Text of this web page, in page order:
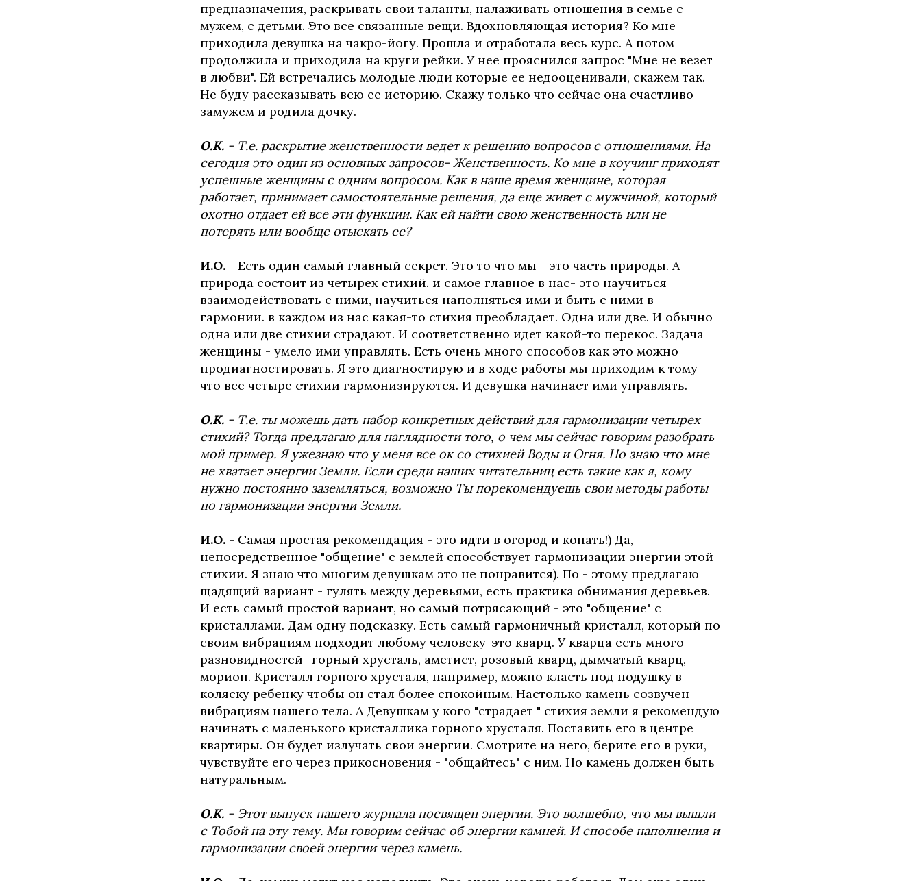
предназначения, раскрывать свои таланты, налаживать отношения в семье с
мужем, с детьми. Это все связанные вещи. Вдохновляющая история? Ко мне
приходила девушка на чакро-йогу. Прошла и отработала весь курс. А потом
продолжила и приходила на круги рейки. У нее прояснился запрос "Мне не везет
в любви". Ей встречались молодые люди которые ее недооценивали, скажем так.
Не буду рассказывать всю ее историю. Скажу только что сейчас она счастливо
замужем и родила дочку.
О.К. - Т.е. раскрытие женственности ведет к решению вопросов с отношениями. На
сегодня это один из основных запросов- Женственность. Ко мне в коучинг приходят
успешные женщины c одним вопросом. Как в наше время женщине, которая
работает, принимает самостоятельные решения, да еще живет с мужчиной, который
охотно отдает ей все эти функции. Как ей найти свою женственность или не
потерять или вообще отыскать ее?
И.О. - Есть один самый главный секрет. Это то что мы - это часть природы. А
природа состоит из четырех стихий. и самое главное в нас- это научиться
взаимодействовать с ними, научиться наполняться ими и быть с ними в
гармонии. в каждом из нас какая-то стихия преобладает. Одна или две. И обычно
одна или две стихии страдают. И соответственно идет какой-то перекос. Задача
женщины - умело ими управлять. Есть очень много способов как это можно
продиагностировать. Я это диагностирую и в ходе работы мы приходим к тому
что все четыре стихии гармонизируются. И девушка начинает ими управлять.
О.К. - Т.е. ты можешь дать набор конкретных действий для гармонизации четырех
стихий? Тогда предлагаю для наглядности того, о чем мы сейчас говорим разобрать
мой пример. Я ужезнаю что у меня все ок со стихией Воды и Огня. Но знаю что мне
не хватает энергии Земли. Если среди наших читательниц есть такие как я, кому
нужно постоянно заземляться, возможно Ты порекомендуешь свои методы работы
по гармонизации энергии Земли.
И.О. - Самая простая рекомендация - это идти в огород и копать!) Да,
непосредственное "общение" с землей способствует гармонизации энергии этой
стихии. Я знаю что многим девушкам это не понравится). По - этому предлагаю
щадящий вариант - гулять между деревьями, есть практика обнимания деревьев.
И есть самый простой вариант, но самый потрясающий - это "общение" с
кристаллами. Дам одну подсказку. Есть самый гармоничный кристалл, который по
своим вибрациям подходит любому человеку-это кварц. У кварца есть много
разновидностей- горный хрусталь, аметист, розовый кварц, дымчатый кварц,
морион. Кристалл горного хрусталя, например, можно класть под подушку в
коляску ребенку чтобы он стал более спокойным. Настолько камень созвучен
вибрациям нашего тела. А Девушкам у кого "страдает " стихия земли я рекомендую
начинать с маленького кристаллика горного хрусталя. Поставить его в центре
квартиры. Он будет излучать свои энергии. Смотрите на него, берите его в руки,
чувствуйте его через прикосновения - "общайтесь" с ним. Но камень должен быть
натуральным.
О.К. - Этот выпуск нашего журнала посвящен энергии. Это волшебно, что мы вышли
с Тобой на эту тему. Мы говорим сейчас об энергии камней. И способе наполнения и
гармонизации своей энергии через камень.